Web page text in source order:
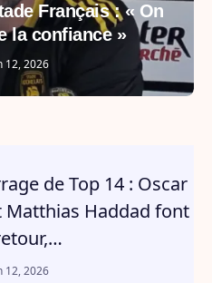
Français : « On
la confiance »
12, 2026
de Top 14 : Oscar
Matthias Haddad font
12, 2026